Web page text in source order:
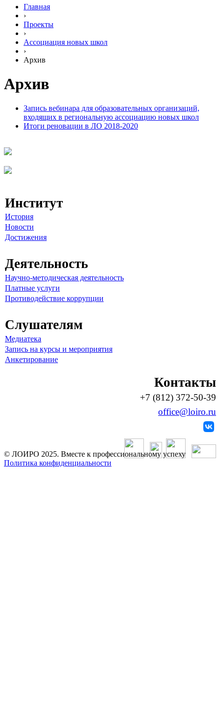
Главная
›
Проекты
›
Ассоциация новых школ
›
Архив
Архив
Запись вебинара для образовательных организаций,
входящих в региональную ассоциацию новых школ
Итоги реновации в ЛО 2018-2020
Институт
История
Новости
Достижения
Деятельность
Научно-методическая деятельность
Платные услуги
Противодействие коррупции
Слушателям
Медиатека
Запись на курсы и мероприятия
Анкетирование
Контакты
+7 (812) 372-50-39
office@loiro.ru
© ЛОИРО 2025. Вместе к профессиональному успеху
Политика конфиденциальности